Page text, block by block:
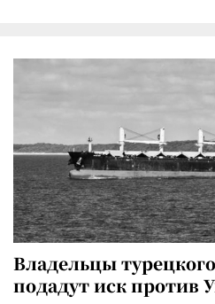
Владельцы турецкого
подадут иск против